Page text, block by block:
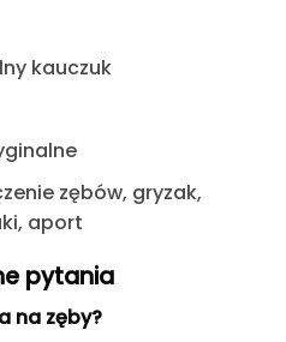
kauczuk
zębów, gryzak,
aport
pytania
na zęby?